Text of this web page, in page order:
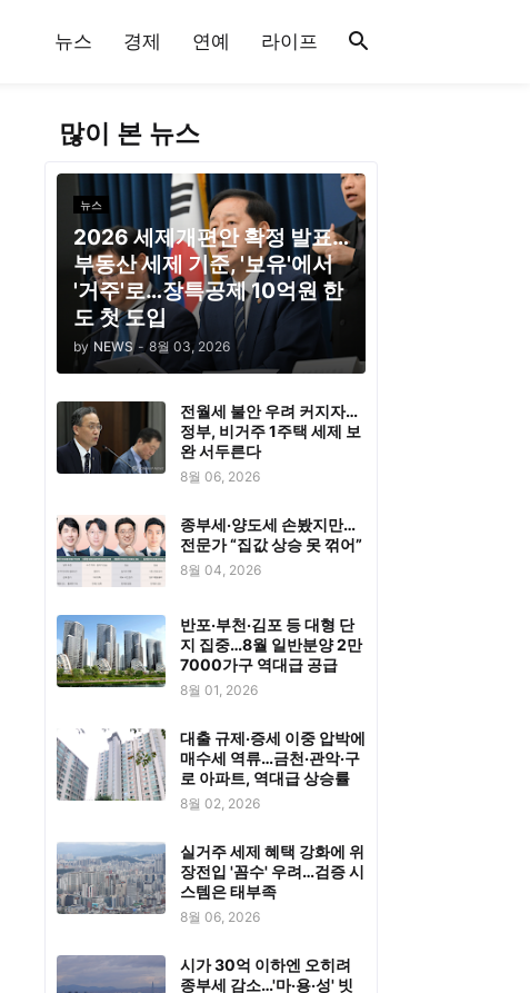
뉴스 경제 연예 라이프
많이 본 뉴스
뉴스
2026 세제개편안 확정 발표…
부동산 세제 기준, '보유'에서
'거주'로…장특공제 10억원 한
도 첫 도입
by NEWS - 8월 03, 2026
전월세 불안 우려 커지자…
정부, 비거주 1주택 세제 보
완 서두른다
8월 06, 2026
종부세·양도세 손봤지만…
전문가 “집값 상승 못 꺾어”
8월 04, 2026
반포·부천·김포 등 대형 단
지 집중…8월 일반분양 2만
7000가구 역대급 공급
8월 01, 2026
대출 규제·증세 이중 압박에
매수세 역류…금천·관악·구
로 아파트, 역대급 상승률
8월 02, 2026
실거주 세제 혜택 강화에 위
장전입 '꼼수' 우려…검증 시
스템은 태부족
8월 06, 2026
시가 30억 이하엔 오히려
종부세 감소…'마·용·성' 빗